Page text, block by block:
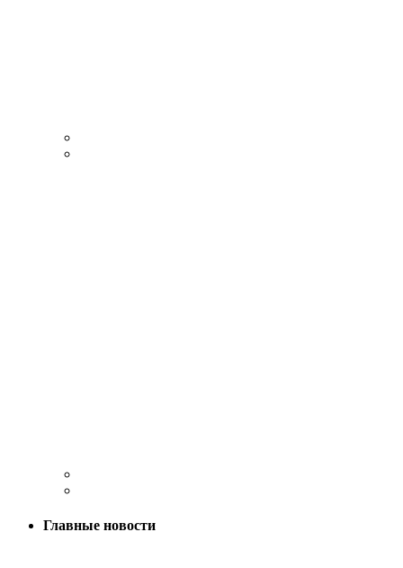
Главные новости